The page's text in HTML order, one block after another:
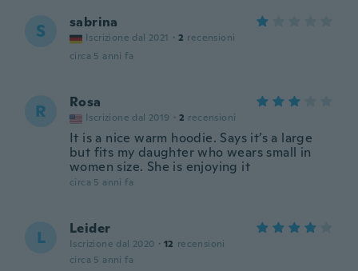
S sabrina
Iscrizione dal 2021 · 2 recensioni
circa 5 anni fa
R Rosa
Iscrizione dal 2019 · 2 recensioni
It is a nice warm hoodie. Says it’s a large
but fits my daughter who wears small in
women size. She is enjoying it
circa 5 anni fa
L Leider
Iscrizione dal 2020 · 12 recensioni
circa 5 anni fa